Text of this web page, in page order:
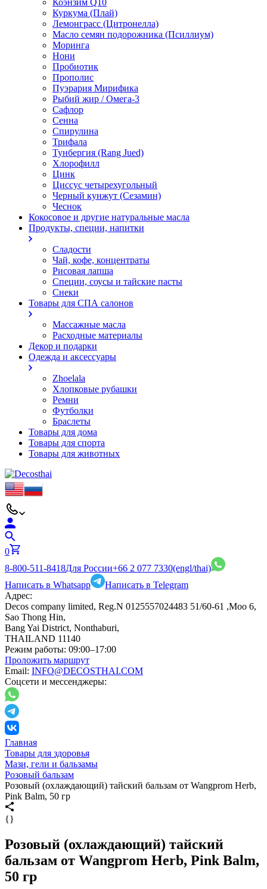
Коэнзим Q10
Куркума (Плай)
Лемонграсс (Цитронелла)
Масло семян подорожника (Псиллиум)
Моринга
Нони
Пробиотик
Прополис
Пуэрария Мирифика
Рыбий жир / Омега-3
Сафлор
Сенна
Спирулина
Трифала
Тунбергия (Rang Jued)
Хлорофилл
Цинк
Циссус четырехугольный
Черный кунжут (Сезамин)
Чеснок
Кокосовое и другие натуральные масла
Продукты, специи, напитки
Сладости
Чай, кофе, концентраты
Рисовая лапша
Специи, соусы и тайские пасты
Снеки
Товары для СПА салонов
Массажные масла
Расходные материалы
Декор и подарки
Одежда и аксессуары
Zhoelala
Хлопковые рубашки
Ремни
Футболки
Браслеты
Товары для дома
Товары для спорта
Товары для животных
0
8-800-511-8418Для России+66 2 077 7330(engl/thai)
Написать в Whatsapp
Написать в Telegram
Адрес:
Decos company limited, Reg.N 0125557024483 51/60-61 ,Moo 6,
Sao Thong Hin,
Bang Yai District, Nonthaburi,
THAILAND 11140
Режим работы: 09:00–17:00
Проложить маршрут
Email: INFO@DECOSTHAI.COM
Соцсети и мессенджеры:
Главная
Товары для здоровья
Мази, гели и бальзамы
Розовый бальзам
Розовый (охлаждающий) тайский бальзам от Wangprom Herb,
Pink Balm, 50 гр
{}
Розовый (охлаждающий) тайский
бальзам от Wangprom Herb, Pink Balm,
50 гр